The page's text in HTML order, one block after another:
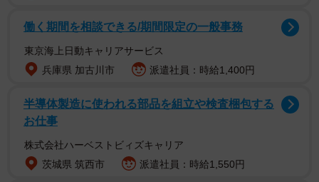
働く期間を相談できる/期間限定の一般事務
東京海上日動キャリアサービス
兵庫県 加古川市
派遣社員：時給1,400円
半導体製造に使われる部品を組立や検査梱包する
お仕事
株式会社ハーベストビィズキャリア
茨城県 筑西市
派遣社員：時給1,550円